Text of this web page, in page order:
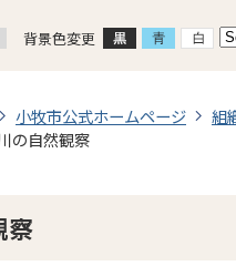
背景色変更
小牧市公式ホームページ 組
の自然観察
察